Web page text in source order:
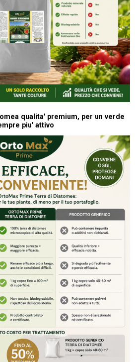
qualita' premium, per un verde
piu' attivo